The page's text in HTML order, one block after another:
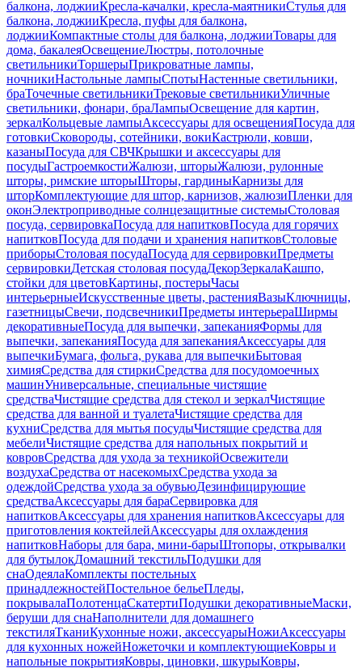
балкона, лоджииКресла-качалки, кресла-маятникиСтулья для
балкона, лоджииКресла, пуфы для балкона,
лоджииКомпактные столы для балкона, лоджииТовары для
дома, бакалеяОсвещениеЛюстры, потолочные
светильникиТоршерыПрикроватные лампы,
ночникиНастольные лампыСпотыНастенные светильники,
браТочечные светильникиТрековые светильникиУличные
светильники, фонари, браЛампыОсвещение для картин,
зеркалКольцевые лампыАксессуары для освещенияПосуда для
готовкиСковороды, сотейники, вокиКастрюли, ковши,
казаныПосуда для СВЧКрышки и аксессуары для
посудыГастроемкостиЖалюзи, шторыЖалюзи, рулонные
шторы, римские шторыШторы, гардиныКарнизы для
шторКомплектующие для штор, карнизов, жалюзиПленки для
оконЭлектроприводные солнцезащитные системыСтоловая
посуда, сервировкаПосуда для напитковПосуда для горячих
напитковПосуда для подачи и хранения напитковСтоловые
приборыСтоловая посудаПосуда для сервировкиПредметы
сервировкиДетская столовая посудаДекорЗеркалаКашпо,
стойки для цветовКартины, постерыЧасы
интерьерныеИскусственные цветы, растенияВазыКлючницы,
газетницыСвечи, подсвечникиПредметы интерьераШирмы
декоративныеПосуда для выпечки, запеканияФормы для
выпечки, запеканияПосуда для запеканияАксессуары для
выпечкиБумага, фольга, рукава для выпечкиБытовая
химияСредства для стиркиСредства для посудомоечных
машинУниверсальные, специальные чистящие
средстваЧистящие средства для стекол и зеркалЧистящие
средства для ванной и туалетаЧистящие средства для
кухниСредства для мытья посудыЧистящие средства для
мебелиЧистящие средства для напольных покрытий и
ковровСредства для ухода за техникойОсвежители
воздухаСредства от насекомыхСредства ухода за
одеждойСредства ухода за обувьюДезинфицирующие
средстваАксессуары для бараСервировка для
напитковАксессуары для хранения напитковАксессуары для
приготовления коктейлейАксессуары для охлаждения
напитковНаборы для бара, мини-барыШтопоры, открывалки
для бутылокДомашний текстильПодушки для
снаОдеялаКомплекты постельных
принадлежностейПостельное бельеПледы,
покрывалаПолотенцаСкатертиПодушки декоративныеМаски,
беруши для снаНаполнители для домашнего
текстиляТканиКухонные ножи, аксессуарыНожиАксессуары
для кухонных ножейНожеточки и комплектующиеКовры и
напольные покрытияКовры, циновки, шкурыКовры,